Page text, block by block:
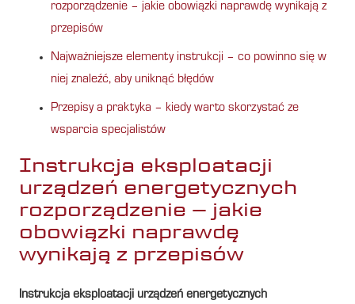
rozporządzenie – jakie obowiązki naprawdę wynikają z
przepisów
Najważniejsze elementy instrukcji – co powinno się w
niej znaleźć, aby uniknąć błędów
Przepisy a praktyka – kiedy warto skorzystać ze
wsparcia specjalistów
Instrukcja eksploatacji
urządzeń energetycznych
rozporządzenie – jakie
obowiązki naprawdę
wynikają z przepisów
Instrukcja eksploatacji urządzeń energetycznych